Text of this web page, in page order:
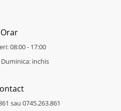
Orar
08:00 - 17:00
inchis
sau 0745.263.861